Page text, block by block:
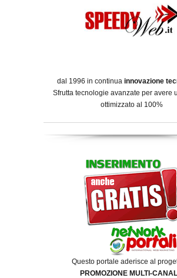
dal 1996 in continua innovazione
Sfrutta tecnologie avanzate per avere
ottimizzato al 100%
Questo portale aderisce al
PROMOZIONE MULTI-